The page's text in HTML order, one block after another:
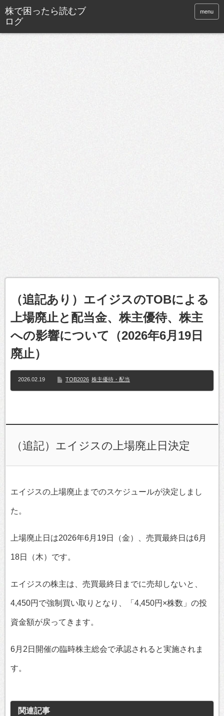
株で困ったら読むブ
ログ
menu
（追記あり）エイジスのTOBによる
上場廃止と配当金、株主優待、株主
への影響について（2026年6月19日
廃止）
2026.02.19 TOB2026 株主優待・配当
（追記）エイジスの上場廃止日決定
エイジスの上場廃止までのスケジュールが決定しまし
た。
上場廃止日は2026年6月19日（金）、売買最終日は6月
18日（木）です。
エイジスの株主は、売買最終日までに売却しないと、
4,450円で強制買い取りとなり、「4,450円×株数」の投
資金額が戻ってきます。
6月2日開催の臨時株主総会で承認されると実施されま
す。
関連記事